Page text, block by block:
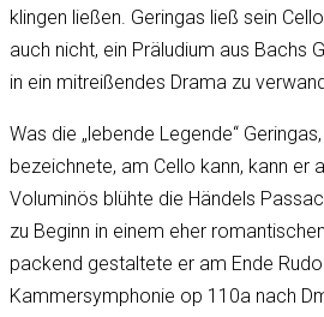
klingen ließen. Geringas ließ sein
auch nicht, ein Präludium aus Bachs
in ein mitreißendes Drama zu
Was die „lebende Legende“
bezeichnete, am Cello kann, kann er
Voluminös blühte die Händels
zu Beginn in einem eher
packend gestaltete er am Ende
Kammersymphonie op 110a nach